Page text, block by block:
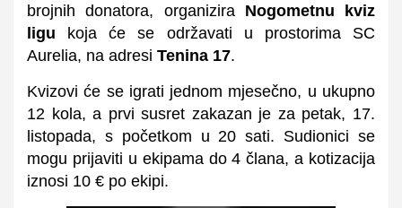
brojnih donatora, organizira Nogometnu kviz
ligu koja će se održavati u prostorima SC
Aurelia, na adresi Tenina 17.
Kvizovi će se igrati jednom mjesečno, u ukupno
12 kola, a prvi susret zakazan je za petak, 17.
listopada, s početkom u 20 sati. Sudionici se
mogu prijaviti u ekipama do 4 člana, a kotizacija
iznosi 10 € po ekipi.